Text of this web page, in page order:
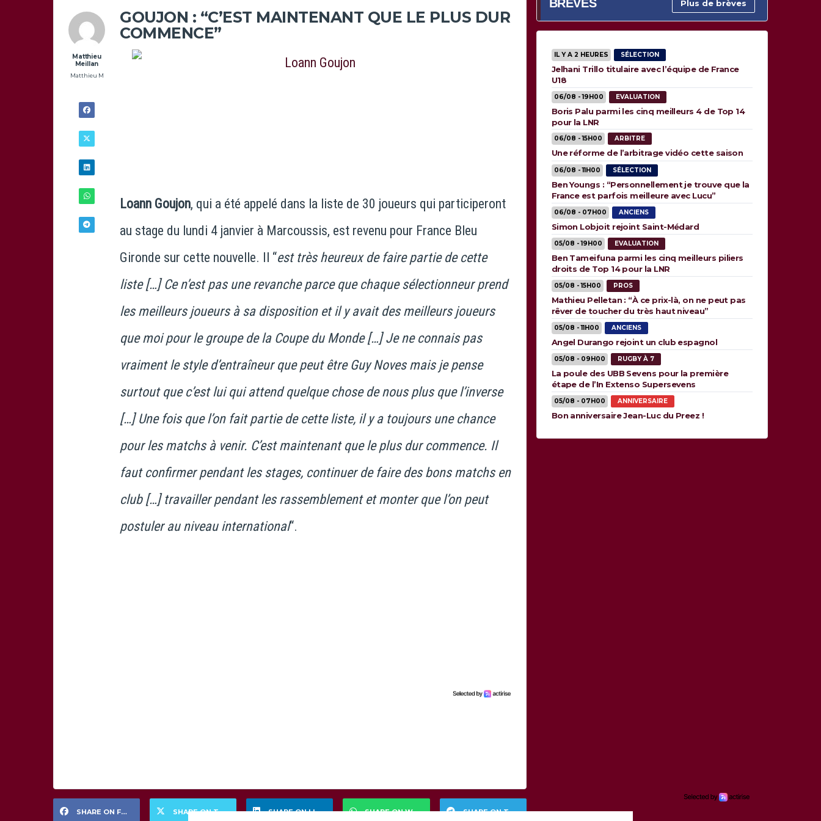
Matthieu
Meillan
Matthieu M
GOUJON : “C’EST MAINTENANT QUE LE PLUS DUR
COMMENCE”
Loann Goujon, qui a été appelé dans la liste de 30 joueurs qui participeront
au stage du lundi 4 janvier à Marcoussis, est revenu pour France Bleu
Gironde sur cette nouvelle. Il “est très heureux de faire partie de cette
liste […] Ce n’est pas une revanche parce que chaque sélectionneur prend
les meilleurs joueurs à sa disposition et il y avait des meilleurs joueurs
que moi pour le groupe de la Coupe du Monde […] Je ne connais pas
vraiment le style d’entraîneur que peut être Guy Noves mais je pense
surtout que c’est lui qui attend quelque chose de nous plus que l’inverse
[…] Une fois que l’on fait partie de cette liste, il y a toujours une chance
pour les matchs à venir. C’est maintenant que le plus dur commence. Il
faut confirmer pendant les stages, continuer de faire des bons matchs en
club […] travailler pendant les rassemblement et monter que l’on peut
postuler au niveau international“.
SHARE ON FACEBOOK SHARE ON TWITTER SHARE ON LINKEDIN SHARE ON WHATSAPP SHARE ON TELEGRAM
BRÈVES Plus de brèves
IL Y A 2 HEURES SÉLECTION
Jelhani Trillo titulaire avec l’équipe de France
U18
06/08 - 19H00 EVALUATION
Boris Palu parmi les cinq meilleurs 4 de Top 14
pour la LNR
06/08 - 15H00 ARBITRE
Une réforme de l’arbitrage vidéo cette saison
06/08 - 11H00 SÉLECTION
Ben Youngs : “Personnellement je trouve que la
France est parfois meilleure avec Lucu”
06/08 - 07H00 ANCIENS
Simon Lobjoit rejoint Saint-Médard
05/08 - 19H00 EVALUATION
Ben Tameifuna parmi les cinq meilleurs piliers
droits de Top 14 pour la LNR
05/08 - 15H00 PROS
Mathieu Pelletan : “À ce prix-là, on ne peut pas
rêver de toucher du très haut niveau”
05/08 - 11H00 ANCIENS
Angel Durango rejoint un club espagnol
05/08 - 09H00 RUGBY À 7
La poule des UBB Sevens pour la première
étape de l’In Extenso Supersevens
05/08 - 07H00 ANNIVERSAIRE
Bon anniversaire Jean-Luc du Preez !